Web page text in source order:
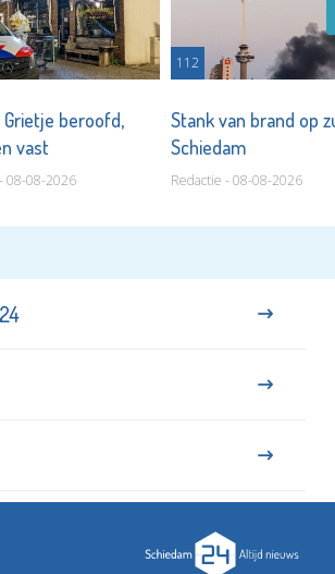
beroofd,
vast
08-08-2026
112
Stank van brand op
Schiedam
Redactie - 08-08-2026